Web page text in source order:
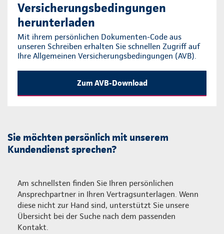
Versicherungsbedingungen
herunterladen
Mit ihrem persönlichen Dokumenten-Code aus
unseren Schreiben erhalten Sie schnellen Zugriff auf
Ihre Allgemeinen Versicherungsbedingungen (AVB).
Zum AVB-Download
Sie möchten persönlich mit unserem
Kundendienst sprechen?
Am schnellsten finden Sie Ihren persönlichen
Ansprechpartner in Ihren Vertragsunterlagen. Wenn
diese nicht zur Hand sind, unterstützt Sie unsere
Übersicht bei der Suche nach dem passenden
Kontakt.